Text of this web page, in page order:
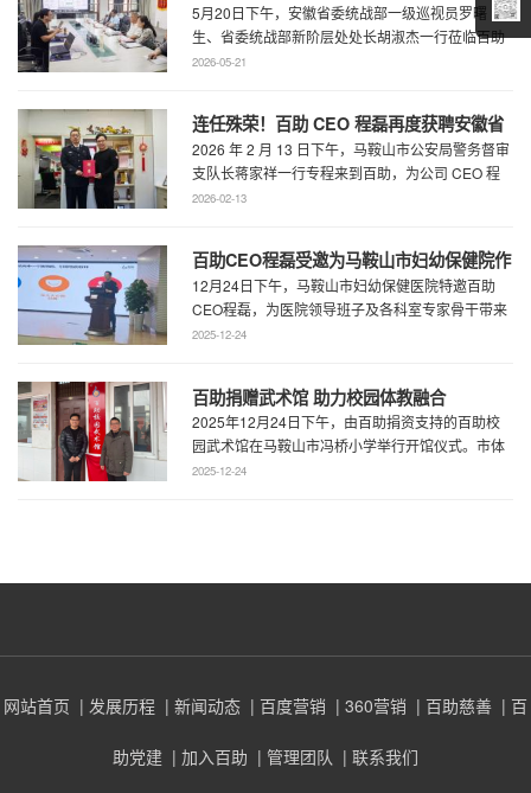
导新阶层人士工作
5月20日下午，安徽省委统战部一级巡视员罗曙
生、省委统战部新阶层处处长胡淑杰一行莅临百助
走访调研，马鞍山市委统战部副部长王林陪 ...
2026-05-21
连任殊荣！百助 CEO 程磊再度获聘安徽省
公安厅党风政风警风监督员
2026 年 2 月 13 日下午，马鞍山市公安局警务督审
支队长蒋家祥一行专程来到百助，为公司 CEO 程
磊现场颁发安徽省公安厅党风 ...
2026-02-13
百助CEO程磊受邀为马鞍山市妇幼保健院作
专题演讲 共绘“超越医疗”发展新蓝图
12月24日下午，马鞍山市妇幼保健医院特邀百助
CEO程磊，为医院领导班子及各科室专家骨干带来
了一场题为《预见趋势，定义未来——为 ...
2025-12-24
百助捐赠武术馆 助力校园体教融合
2025年12月24日下午，由百助捐资支持的百助校
园武术馆在马鞍山市冯桥小学举行开馆仪式。市体
育局王鹏处长、花山区教育局华俊局长、 ...
2025-12-24
网站首页 | 发展历程 | 新闻动态 | 百度营销 | 360营销 | 百助慈善 | 百
助党建 | 加入百助 | 管理团队 | 联系我们